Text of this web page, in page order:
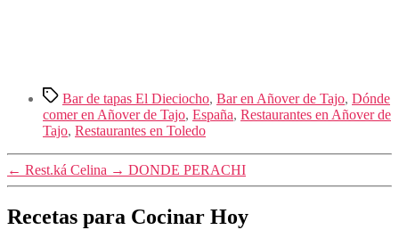
Etiquetas
Bar de tapas El Dieciocho, Bar en Añover de Tajo, Dónde
comer en Añover de Tajo, España, Restaurantes en Añover de
Tajo, Restaurantes en Toledo
← Rest.ká Celina → DONDE PERACHI
Recetas para Cocinar Hoy